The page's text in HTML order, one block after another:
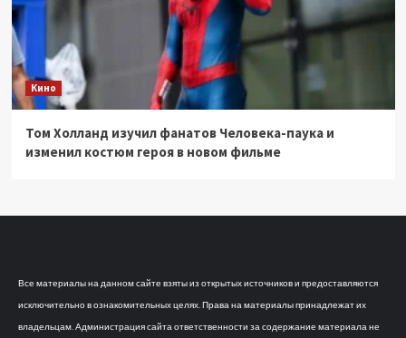
Кино
Том Холланд изучил фанатов Человека-паука и
изменил костюм героя в новом фильме
Все материалы на данном сайте взяты из открытых источников и предоставляются
исключительно в ознакомительных целях. Права на материалы принадлежат их
владельцам. Администрация сайта ответственности за содержание материала не